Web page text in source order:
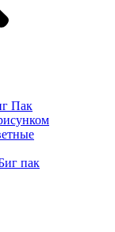
Пак
пак